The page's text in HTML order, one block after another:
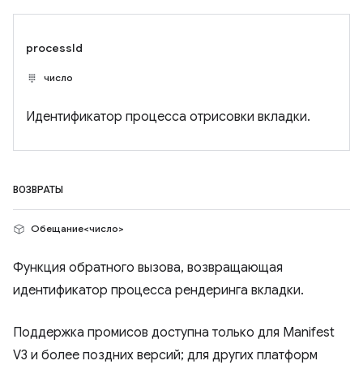
processId
число
Идентификатор процесса отрисовки вкладки.
ВОЗВРАТЫ
Обещание<число>
Функция обратного вызова, возвращающая
идентификатор процесса рендеринга вкладки.
Поддержка промисов доступна только для Manifest
V3 и более поздних версий; для других платформ